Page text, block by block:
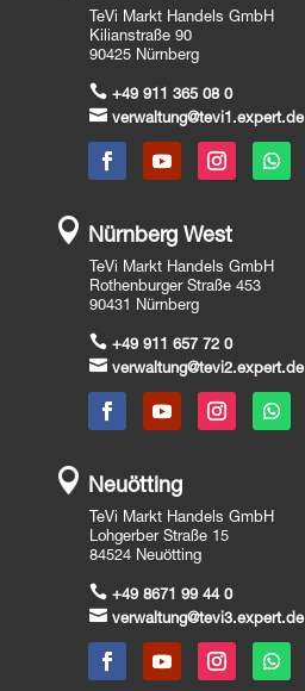
TeVi Markt Handels GmbH
Kilianstraße 90
90425 Nürnberg
 +49 911 365 08 0
 verwaltung@tevi1.expert.de
 Nürnberg West
TeVi Markt Handels GmbH
Rothenburger Straße 453
90431 Nürnberg
 +49 911 657 72 0
 verwaltung@tevi2.expert.de
 Neuötting
TeVi Markt Handels GmbH
Lohgerber Straße 15
84524 Neuötting
 +49 8671 99 44 0
 verwaltung@tevi3.expert.de